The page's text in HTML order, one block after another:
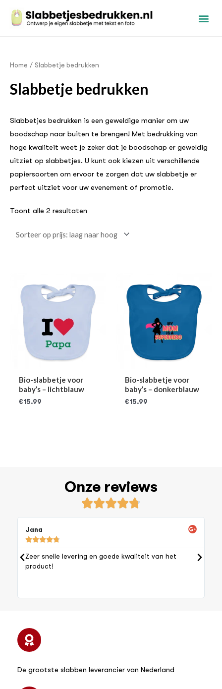
Home / Slabbetje bedrukken
Slabbetje bedrukken
Slabbetjes bedrukken is een geweldige manier om uw
boodschap naar buiten te brengen! Met bedrukking van
hoge kwaliteit weet je zeker dat je boodschap er geweldig
uitziet op slabbetjes. U kunt ook kiezen uit verschillende
papiersoorten om ervoor te zorgen dat uw slabbetje er
perfect uitziet voor uw evenement of promotie.
Toont alle 2 resultaten
Bio-slabbetje voor
baby’s – lichtblauw
€15.99
Bio-slabbetje voor
baby’s – donkerblauw
€15.99
Onze reviews

Jana

Zeer snelle levering en goede kwaliteit van het
product!
De grootste slabben leverancier van Nederland